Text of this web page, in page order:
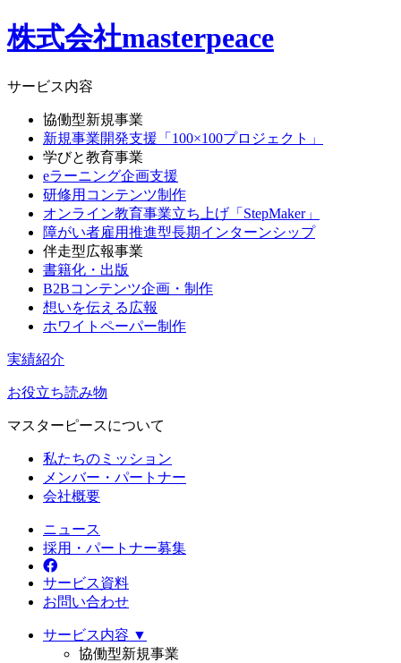
株式会社masterpeace
サービス内容
協働型新規事業
新規事業開発支援「100×100プロジェクト」
学びと教育事業
eラーニング企画支援
研修用コンテンツ制作
オンライン教育事業立ち上げ「StepMaker」
障がい者雇用推進型長期インターンシップ
伴走型広報事業
書籍化・出版
B2Bコンテンツ企画・制作
想いを伝える広報
ホワイトペーパー制作
実績紹介
お役立ち読み物
マスターピースについて
私たちのミッション
メンバー・パートナー
会社概要
ニュース
採用・パートナー募集
サービス資料
お問い合わせ
サービス内容 ▼
協働型新規事業